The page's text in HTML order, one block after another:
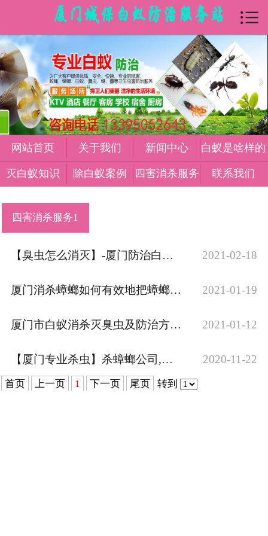
 首页
关于我们
新闻中心
白蚁是怎么样
灭白蚁知识
除白蚁案例
联系我们

网站首页 关于我们 新闻中心 白蚁是啥样的
灭白蚁知识 除白蚁案例 四害消杀服务 联系我们
四害消杀服务1
【臭虫怎么消灭】-厦门防治白蚁害虫 2021-02-18
厦门消杀蟑螂如何有效地把蟑螂全部灭除完+厦门市杀虫灭白蚁 2021-01-19
厦门市白蚁消杀灭臭虫及防治方法(厦门杀虫消杀公司)灭臭虫及防治方法 2021-01-12
【厦门专业杀虫】杀蟑螂公司,灭杀白蚁公司,{厦门消杀公司},晋江杀虫,,厦门市除虫公司,灭蟑螂,厦门杀臭虫 2020-11-22
首页 上一页 1 下一页 尾页 转到